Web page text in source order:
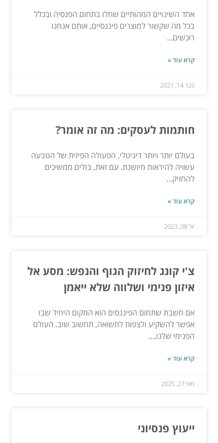
אחד השינויים המהותיים שחלו בתחום הפנסיה ובכלל
בכל מה שקשור למוצרים פיננסיים, אותם אנחנו
רוכשים...
קרא עוד »
פבר 14, 2021
חותמות לעסקים: מה זה אומר?
בעולם יותר ויותר דיגיטלי, הפעולה הפיזית של הטבעה
עשויה להיראות מיושנת. עם זאת, בולים ממשיכים
להחזיק...
קרא עוד »
יול 08, 2023
צ'י קונג לחיזוק הגוף והנפש: מסע אל
איזון פנימי ושלווה שלא ייאמן
אם חשבת שתחום הפיננסים הוא המקום היחיד שבו
אפשר להשקיע ולצפות לתשואה, תחשוב שוב. העולם
הפנימי שלנו,...
קרא עוד »
מאי 27, 2025
ייעוץ פנסיוני